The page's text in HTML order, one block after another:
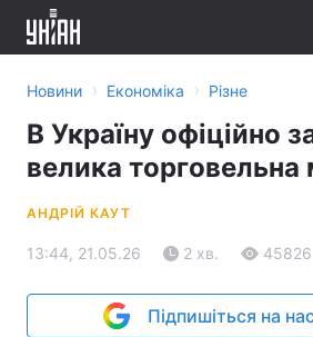
Новини › Економіка › Різне
В Україну офіційно
велика
АНДРІЙ КАУТ
13:44, 21.05.26 2 хв. 45826
Підпишіться на